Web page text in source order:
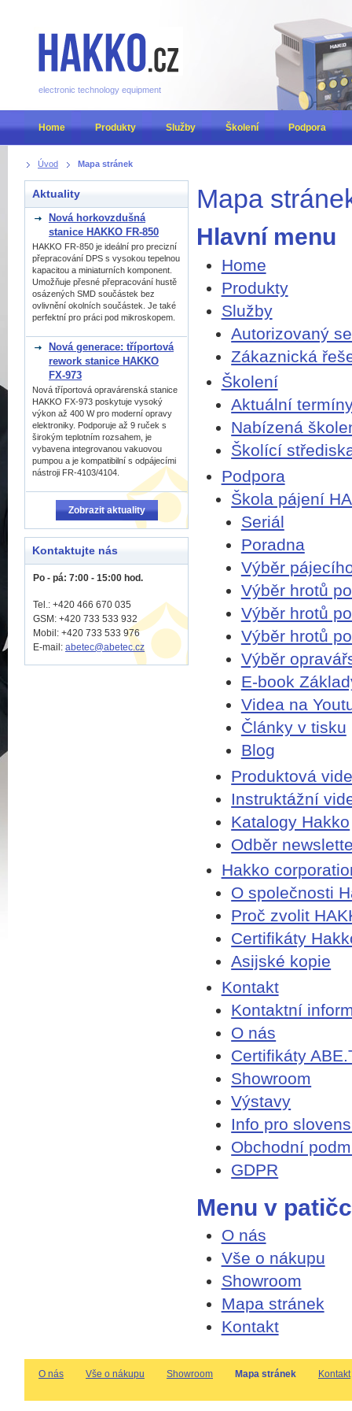
Úvod Mapa stránek
Mapa
Hlavní menu
Home
Produkty
Služby
Autorizovaný
Zákaznická
Školení
Aktuální
Nabízená
Školící
Podpora
Škola pájení
Seriál
Poradna
Výběr
Výběr hrotů
Výběr hrotů
Výběr hrotů
Výběr
E-book
Videa na
Články v tisku
Blog
Produktová
Instruktážní
Katalogy Hakko
Odběr
Hakko
O společnosti
Proč zvolit
Certifikáty
Asijské kopie
Kontakt
Kontaktní
O nás
Certifikáty
Showroom
Výstavy
Info pro
Obchodní
GDPR
Menu v
O nás
Vše o nákupu
Showroom
Mapa stránek
Kontakt
Aktuality
Nová horkovzdušná
stanice HAKKO FR-850
HAKKO FR-850 je ideální pro precizní
přepracování DPS s vysokou tepelnou
kapacitou a miniaturních komponent.
Umožňuje přesné přepracování hustě
osázených SMD součástek bez
ovlivnění okolních součástek. Je také
perfektní pro práci pod mikroskopem.
Nová generace: tříportová
rework stanice HAKKO
FX-973
Nová tříportová opravárenská stanice
HAKKO FX-973 poskytuje vysoký
výkon až 400 W pro moderní opravy
elektroniky. Podporuje až 9 ruček s
širokým teplotním rozsahem, je
vybavena integrovanou vakuovou
pumpou a je kompatibilní s odpájecími
nástroji FR-4103/4104.
Zobrazit aktuality
Kontaktujte nás
Po - pá: 7:00 - 15:00 hod.
Tel.: +420 466 670 035
GSM: +420 733 533 932
Mobil: +420 733 533 976
E-mail: abetec@abetec.cz
O nás Vše o nákupu Showroom Mapa stránek Kontakt
electronic technology equipment
Home Produkty Služby Školení Podpora